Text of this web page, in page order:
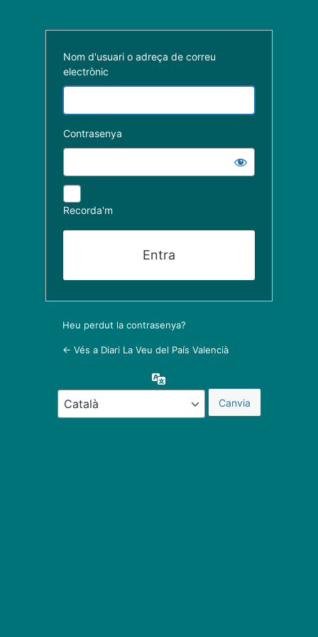
Nom d'usuari o adreça de correu
electrònic
Contrasenya
Recorda'm
Heu perdut la contrasenya?
← Vés a Diari La Veu del País Valencià